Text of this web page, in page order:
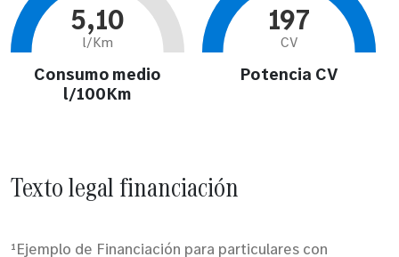
5,10
l/Km
Consumo medio
l/100Km
197
CV
Potencia CV
Texto legal financiación
¹Ejemplo de Financiación para particulares con